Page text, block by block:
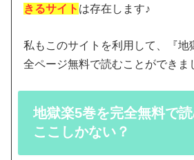
きるサイト は存在します♪
私もこのサイトを利用して、『地
全ページ無料で読むことができま
地獄楽5巻を完全無料で
ここしかない？